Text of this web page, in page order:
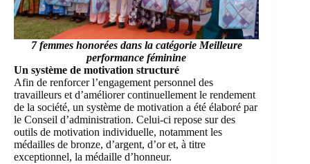
7 femmes honorées dans la catégorie Meilleure
performance féminine
Un système de motivation structuré
Afin de renforcer l’engagement personnel des
travailleurs et d’améliorer continuellement le rendement
de la société, un système de motivation a été élaboré par
le Conseil d’administration. Celui-ci repose sur des
outils de motivation individuelle, notamment les
médailles de bronze, d’argent, d’or et, à titre
exceptionnel, la médaille d’honneur.